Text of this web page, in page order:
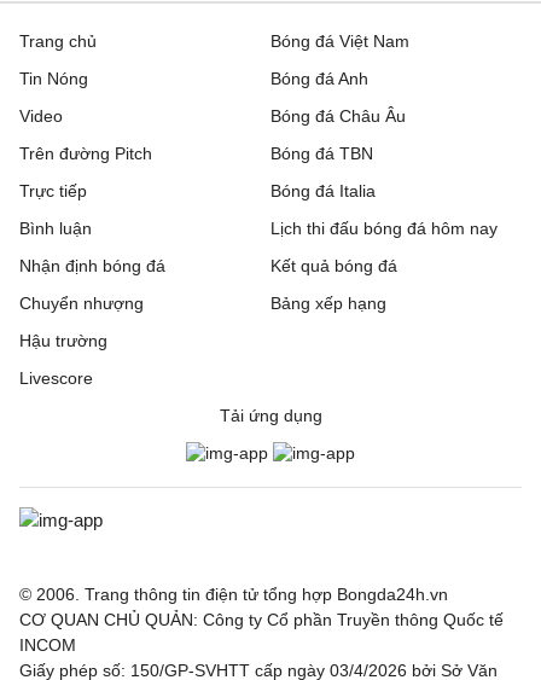
Trang chủ
Tin Nóng
Video
Trên đường Pitch
Trực tiếp
Bóng đá Việt Nam
Bóng đá Anh
Bóng đá Châu Âu
Bóng đá TBN
Bóng đá Italia
Bình luận
Nhận định bóng đá
Chuyển nhượng
Hậu trường
Livescore
Lịch thi đấu bóng đá hôm nay
Kết quả bóng đá
Bảng xếp hạng
Tải ứng dụng
© 2006. Trang thông tin điện tử tổng hợp Bongda24h.vn
CƠ QUAN CHỦ QUẢN: Công ty Cổ phần Truyền thông Quốc tế
INCOM
Giấy phép số: 150/GP-SVHTT cấp ngày 03/4/2026 bởi Sở Văn